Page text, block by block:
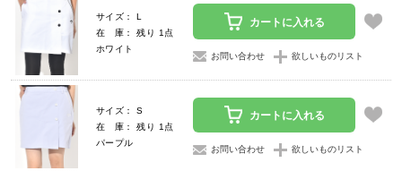
サイズ： L
在 庫： 残り 1点
ホワイト
カートに入れる
お問い合わせ 欲しいものリスト
サイズ： S
在 庫： 残り 1点
パープル
カートに入れる
お問い合わせ 欲しいものリスト